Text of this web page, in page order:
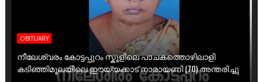
OBITUARY
നീലേശ്വരം കോട്ടപ്പുറം സ്കൂളിലെ പാചകത്തൊഴിലാളി
കടിഞ്ഞിമൂലയിലെ ഈയ്യക്കാട് നാരായണി (70) അന്തരിച്ചു